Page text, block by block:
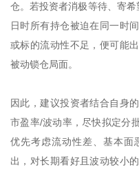
仓。若投资者消极等待、寄希
日时所有持仓被迫在同一时
或标的流动性不足，便可能
被动锁仓局面。
因此，建议投资者结合自身
市盈率/波动率，尽快拟定分
优先考虑流动性差、基本面
出，对长期看好且波动较小